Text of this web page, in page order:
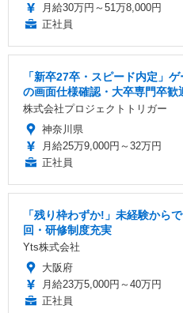
月給30万円～51万8,000円
正社員
「新卒27卒・スピード内定」
の画面仕様確認・大卒専門卒歓
株式会社プロジェクトトリガー
神奈川県
月給25万9,000円～32万円
正社員
「残り枠わずか!」未経験から
回・研修制度充実
Yts株式会社
大阪府
月給23万5,000円～40万円
正社員